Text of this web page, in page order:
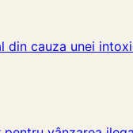
din cauza unei